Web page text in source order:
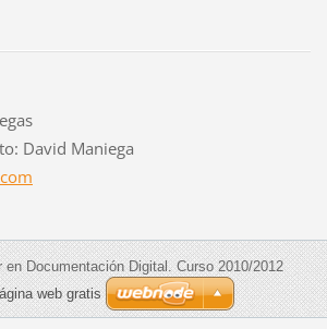
David Maniega
Documentación Digital. Curso 2010/2012
web gratis